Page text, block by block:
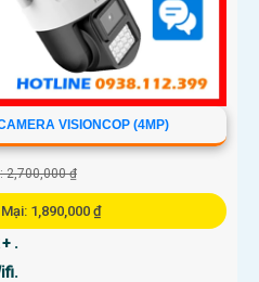
VISIONCOP (4MP)
2,700,000 ₫
1,890,000 ₫
.